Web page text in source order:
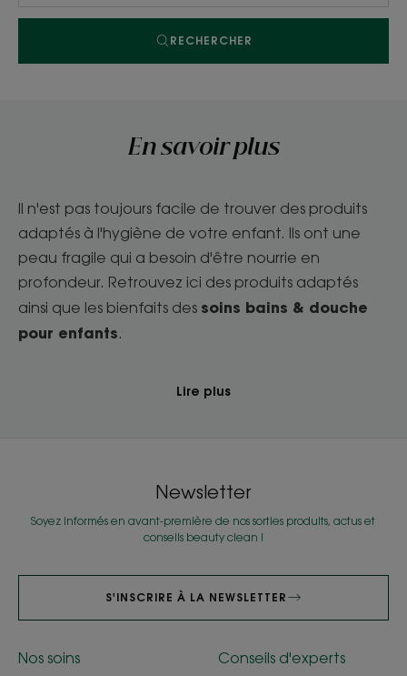
RECHERCHER
En savoir plus
Il n'est pas toujours facile de trouver des produits
adaptés à l'hygiène de votre enfant. Ils ont une
peau fragile qui a besoin d'être nourrie en
profondeur. Retrouvez ici des produits adaptés
ainsi que les bienfaits des soins bains & douche
pour enfants.
Lire plus
Newsletter
Soyez informés en avant-première de nos sorties produits, actus et
conseils beauty clean !
S'INSCRIRE À LA NEWSLETTER
Nos soins Conseils d'experts